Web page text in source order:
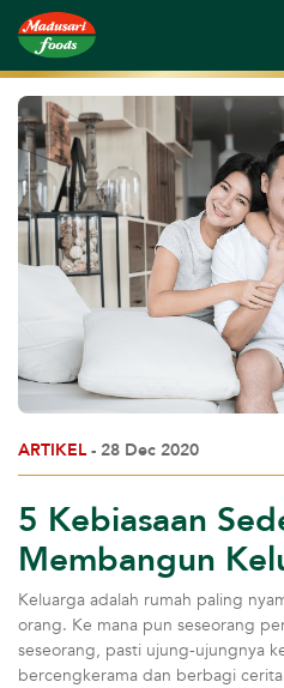
ARTIKEL - 28 Dec 2020
5 Kebiasaan
Membangun
Keluarga adalah rumah paling
orang. Ke mana pun seseorang
seseorang, pasti ujung-ujungnya
bercengkerama dan berbagi